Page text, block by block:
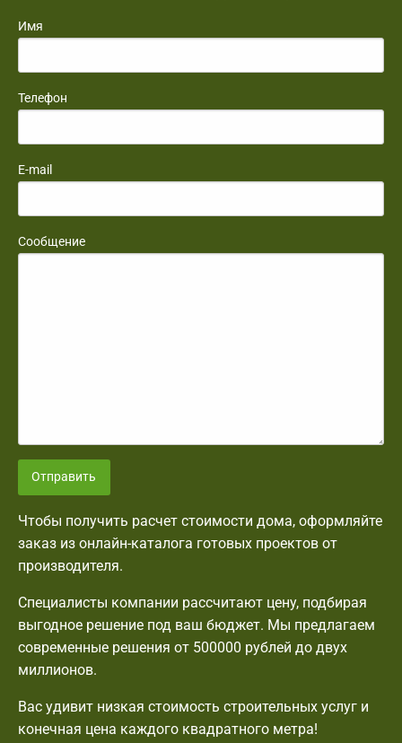
Имя
Телефон
E-mail
Сообщение
Отправить
Чтобы получить расчет стоимости дома, оформляйте
заказ из онлайн-каталога готовых проектов от
производителя.
Специалисты компании рассчитают цену, подбирая
выгодное решение под ваш бюджет. Мы предлагаем
современные решения от 500000 рублей до двух
миллионов.
Вас удивит низкая стоимость строительных услуг и
конечная цена каждого квадратного метра!